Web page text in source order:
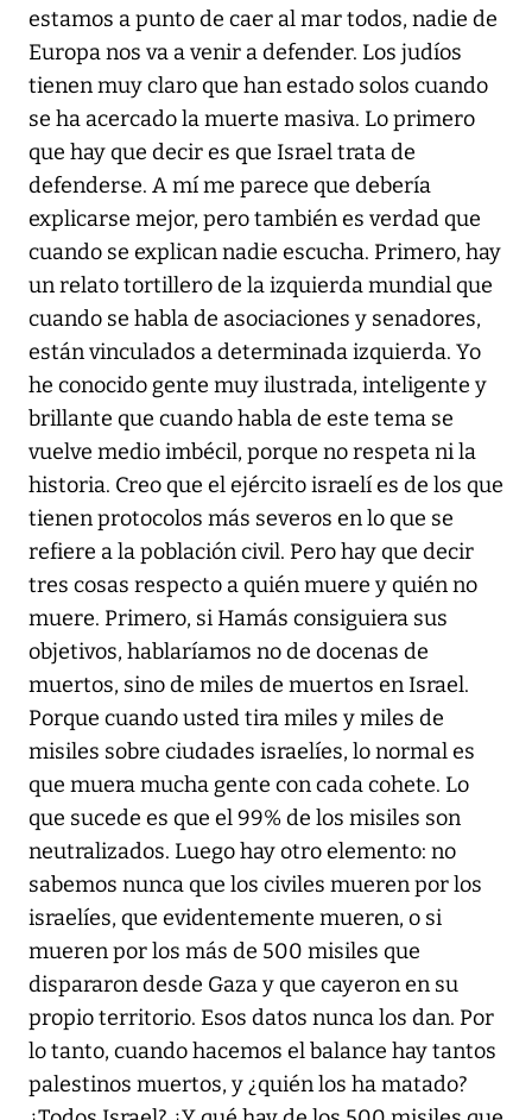
estamos a punto de caer al mar todos, nadie de
Europa nos va a venir a defender. Los judíos
tienen muy claro que han estado solos cuando
se ha acercado la muerte masiva. Lo primero
que hay que decir es que Israel trata de
defenderse. A mí me parece que debería
explicarse mejor, pero también es verdad que
cuando se explican nadie escucha. Primero, hay
un relato tortillero de la izquierda mundial que
cuando se habla de asociaciones y senadores,
están vinculados a determinada izquierda. Yo
he conocido gente muy ilustrada, inteligente y
brillante que cuando habla de este tema se
vuelve medio imbécil, porque no respeta ni la
historia. Creo que el ejército israelí es de los que
tienen protocolos más severos en lo que se
refiere a la población civil. Pero hay que decir
tres cosas respecto a quién muere y quién no
muere. Primero, si Hamás consiguiera sus
objetivos, hablaríamos no de docenas de
muertos, sino de miles de muertos en Israel.
Porque cuando usted tira miles y miles de
misiles sobre ciudades israelíes, lo normal es
que muera mucha gente con cada cohete. Lo
que sucede es que el 99% de los misiles son
neutralizados. Luego hay otro elemento: no
sabemos nunca que los civiles mueren por los
israelíes, que evidentemente mueren, o si
mueren por los más de 500 misiles que
dispararon desde Gaza y que cayeron en su
propio territorio. Esos datos nunca los dan. Por
lo tanto, cuando hacemos el balance hay tantos
palestinos muertos, y ¿quién los ha matado?